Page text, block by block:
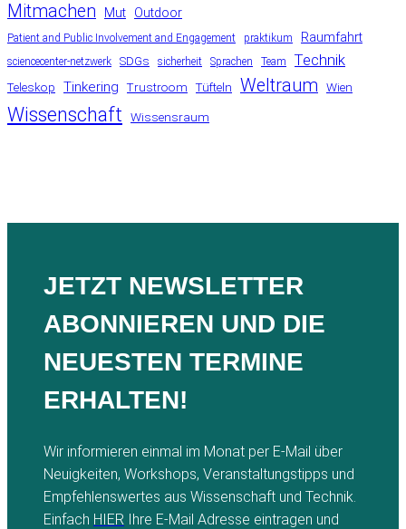
Mitmachen Mut Outdoor
Patient and Public Involvement and Engagement praktikum Raumfahrt
sciencecenter-netzwerk SDGs sicherheit Sprachen Team Technik
Teleskop Tinkering Trustroom Tüfteln Weltraum Wien
Wissenschaft Wissensraum
JETZT NEWSLETTER
ABONNIEREN UND DIE
NEUESTEN TERMINE
ERHALTEN!
Wir informieren einmal im Monat per E-Mail über
Neuigkeiten, Workshops, Veranstaltungstipps und
Empfehlenswertes aus Wissenschaft und Technik.
Einfach HIER Ihre E-Mail Adresse eintragen und